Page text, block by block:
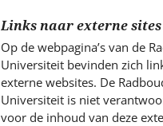
Links naar externe sites
Op de webpagina’s van de
Universiteit bevinden zich
externe websites. De
Universiteit is niet
voor de inhoud van deze